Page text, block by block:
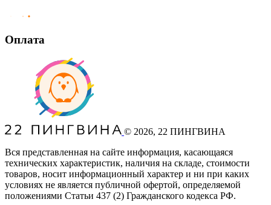
Оплата
© 2026, 22 ПИНГВИНА
Вся представленная на сайте информация, касающаяся
технических характеристик, наличия на складе, стоимости
товаров, носит информационный характер и ни при каких
условиях не является публичной офертой, определяемой
положениями Статьи 437 (2) Гражданского кодекса РФ.